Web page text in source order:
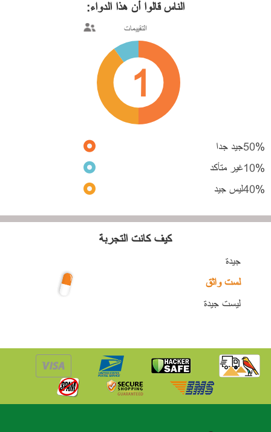
الناس قالوا أن هذا الدواء:
التقييمات
1
جيد جدا50%
غير متأكد10%
ليس جيد40%
كيف كانت التجربة
جيدة
لست واثق
ليست جيدة